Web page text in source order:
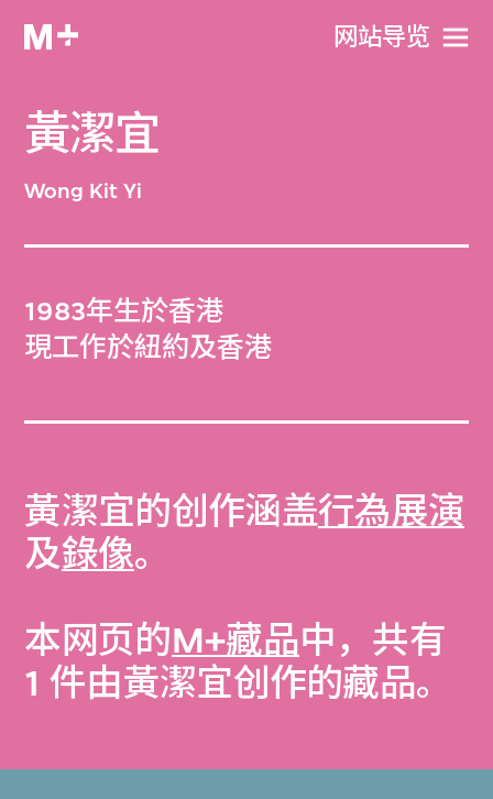
网站导览
黃潔宜
Wong Kit Yi
1983年生於香港
現工作於紐約及香港
黃潔宜的创作涵盖行為展演
及錄像。
本网页的M+藏品中，共有
1 件由黃潔宜创作的藏品。